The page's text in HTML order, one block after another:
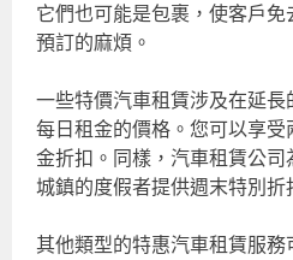
它們也可能是包裹，使客戶
預訂的麻煩。
一些特價汽車租賃涉及在延
每日租金的價格。您可以享受
金折扣。同樣，汽車租賃公
城鎮的度假者提供週末特別折
其他類型的特惠汽車租賃服務